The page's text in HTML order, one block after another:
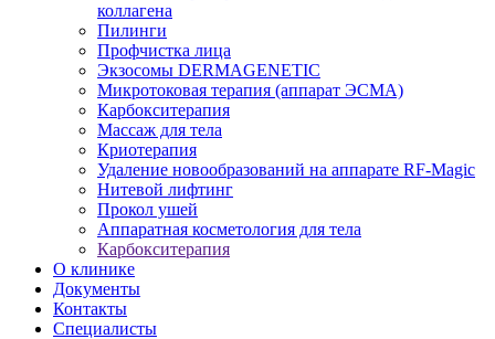
коллагена
Пилинги
Профчистка лица
Экзосомы DERMAGENETIC
Микротоковая терапия (аппарат ЭСМА)
Карбокситерапия
Массаж для тела
Криотерапия
Удаление новообразований на аппарате RF-Magic
Нитевой лифтинг
Прокол ушей
Аппаратная косметология для тела
Карбокситерапия
О клинике
Документы
Контакты
Специалисты